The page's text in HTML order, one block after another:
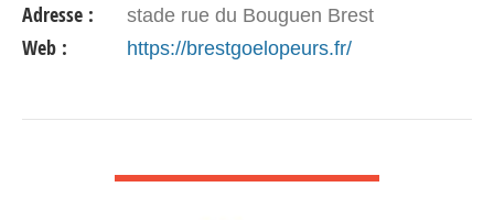
Adresse : stade rue du Bouguen Brest
Web : https://brestgoelopeurs.fr/